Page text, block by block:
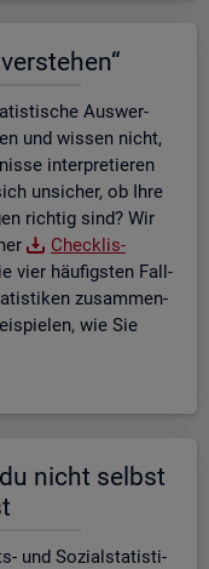
Aus­wer­
und wis­sen nicht,
in­ter­pre­tie­ren
un­si­cher, ob Ihre
rich­tig sind? Wir
Check­lis­
vier häu­figs­ten Fall­
zu­sam­men­
wie Sie
nicht selbst
und So­zi­al­sta­tis­ti­